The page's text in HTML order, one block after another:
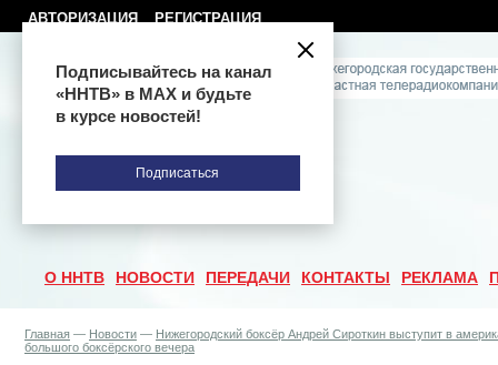
АВТОРИЗАЦИЯ РЕГИСТРАЦИЯ
О ННТВ НОВОСТИ ПЕРЕДАЧИ КОНТАКТЫ РЕКЛАМА
Главная — Новости — Нижегородский боксёр Андрей Сироткин выступит в
большого боксёрского вечера
Подписывайтесь на канал
«ННТВ» в МАХ и будьте
в курсе новостей!
Подписаться